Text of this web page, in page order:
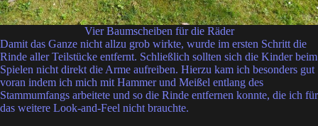
Vier Baumscheiben für die Räder
Damit das Ganze nicht allzu grob wirkte, wurde im ersten Schritt die
Rinde aller Teilstücke entfernt. Schließlich sollten sich die Kinder beim
Spielen nicht direkt die Arme aufreiben. Hierzu kam ich besonders gut
voran indem ich mich mit Hammer und Meißel entlang des
Stammumfangs arbeitete und so die Rinde entfernen konnte, die ich für
das weitere Look-and-Feel nicht brauchte.